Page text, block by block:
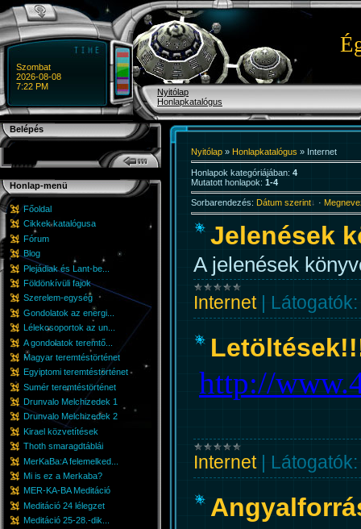
Szombat
2026-08-08
7:22 PM
Nyitólap
Honlapkatalógus
Belépés
Honlap-menü
Főoldal
Cikkek katalógusa
Fórum
Blog
Plejádiak és Lant-be...
Földönkívüli fajok
Szerelem-egység
Gondolatok az energi...
Lélekcsoportok az un...
A gondolatok teremtő...
Magyar teremtéstörténet
Egyiptomi teremtéstörténet
Sumér teremtéstörténet
Drunvalo Melchizedek 1
Drunvalo Melchizedek 2
Kirael közvetítések
Thoth smaragdtáblái
MerKaBa:A felemelked...
Mi is ez a Merkaba?
MER-KA-BA Meditáció
Meditáció 24 lélegzet
Meditáció 25-28.-dik...
Nyitólap » Honlapkatalógus » Internet
Honlapok kategóriájában: 4
Mutatott honlapok: 1-4
Sorbarendezés: Dátum szerint ·
Jelenések
A jelenések
Internet| Látogatók:
http://
Internet| Látogatók: